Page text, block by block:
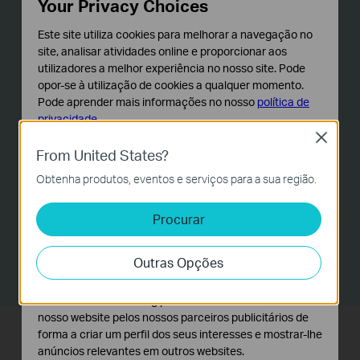
Modo de Privacidade
Desligue o sistema de vigilância para proteger a
sua privacidade sempre que quiser.
Armazenamento Local
O cartão microSD armazena até 128 GB, o
equivalente a 384 horas (16 dias) de imagens
(com base nas condições do laboratório)
Sistema de Alarmística
From United States?
Obtenha produtos, eventos e serviços para a sua região.
Procurar
Outras Opções
Close
Your Privacy Choices
Este site utiliza cookies para melhorar a navegação no
site, analisar atividades online e proporcionar aos
utilizadores a melhor experiência no nosso site. Pode
opor-se à utilização de cookies a qualquer momento.
Pode aprender mais informações no nosso política de
privacidade.
Os cookies são necessários para o funcionamento do
website e não podem ser desativados nos seus
Cookies de Análise e Marketing
Os cookies de analise permite-nos analisar as suas
atividades no nosso website para melhorar e ajustar a
funcionalidade do nosso website.
O cookies de marketing podem ser definidos através do
nosso website pelos nossos parceiros publicitários de
forma a criar um perfil dos seus interesses e mostrar-lhe
anúncios relevantes em outros websites.